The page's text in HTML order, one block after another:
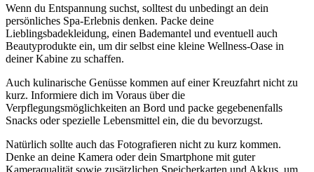
Wenn du Entspannung suchst, solltest du unbedingt an dein
persönliches Spa-Erlebnis denken. Packe deine
Lieblingsbadekleidung, einen Bademantel und eventuell auch
Beautyprodukte ein, um dir selbst eine kleine Wellness-Oase in
deiner Kabine zu schaffen.
Auch kulinarische Genüsse kommen auf einer Kreuzfahrt nicht zu
kurz. Informiere dich im Voraus über die
Verpflegungsmöglichkeiten an Bord und packe gegebenenfalls
Snacks oder spezielle Lebensmittel ein, die du bevorzugst.
Natürlich sollte auch das Fotografieren nicht zu kurz kommen.
Denke an deine Kamera oder dein Smartphone mit guter